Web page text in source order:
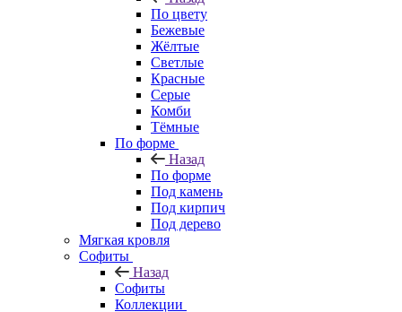
По цвету
Бежевые
Жёлтые
Светлые
Красные
Серые
Комби
Тёмные
По форме
Назад
По форме
Под камень
Под кирпич
Под дерево
Мягкая кровля
Софиты
Назад
Софиты
Коллекции